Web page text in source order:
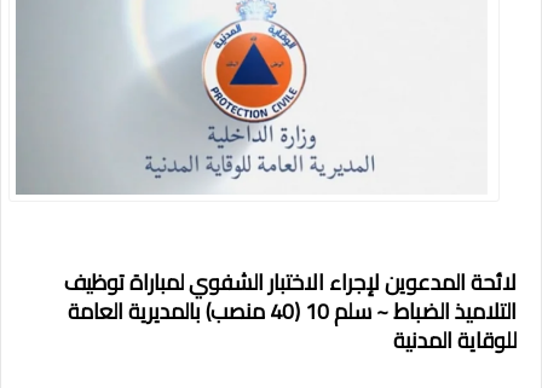
لائحة المدعوين لإجراء الاختبار الشفوي لمباراة توظيف
التلاميذ الضباط ~ سلم 10 (40 منصب) بالمديرية العامة
للوقاية المدنية